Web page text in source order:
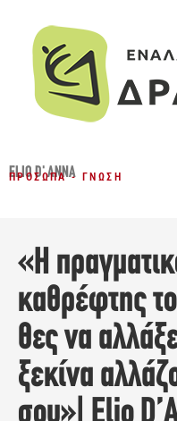
ELIO D' ANNA
ΠΡΌΣΩΠΑ - ΓΝΏΣΗ
«Η
καθρέφτης
θες να
ξεκίνα